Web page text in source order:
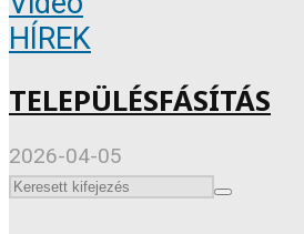
HÍREK
TELEPÜLÉSFÁSÍTÁS
2026-04-05